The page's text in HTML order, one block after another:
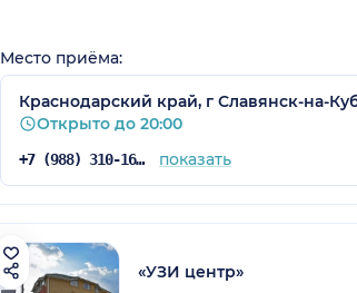
Место приёма:
Краснодарский край, г Славянск-на-
Открыто до 20:00
+7 (988) 310-16-06 показать
«УЗИ центр»